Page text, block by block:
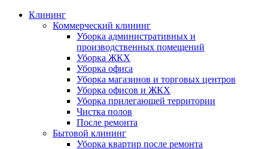
Клининг
Коммерческий клининг
Уборка административных и
производственных помещений
Уборка ЖКХ
Уборка офиса
Уборка магазинов и торговых центров
Уборка офисов и ЖКХ
Уборка прилегающей территории
Чистка полов
После ремонта
Бытовой клининг
Уборка квартир после ремонта